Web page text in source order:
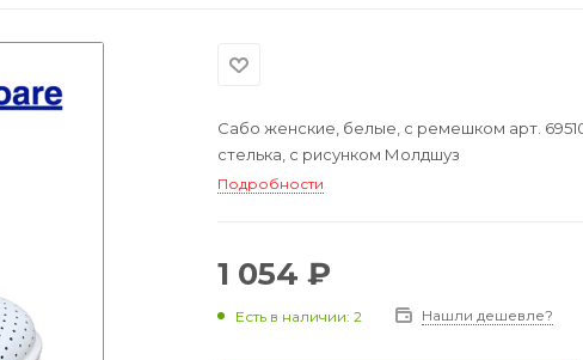
Сабо женские, белые, с ремешком арт.
стелька, с рисунком Молдшуз
Подробности
1 054 ₽
Есть в наличии: 2 Нашли дешевле?